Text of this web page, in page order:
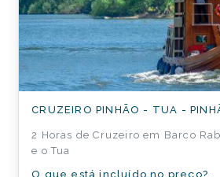
CRUZEIRO PINHÃO - TUA -
2 Horas de Cruzeiro em Barco
e o Tua
O que está incluído no preço?